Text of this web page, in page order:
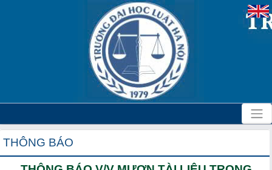
THÔNG BÁO